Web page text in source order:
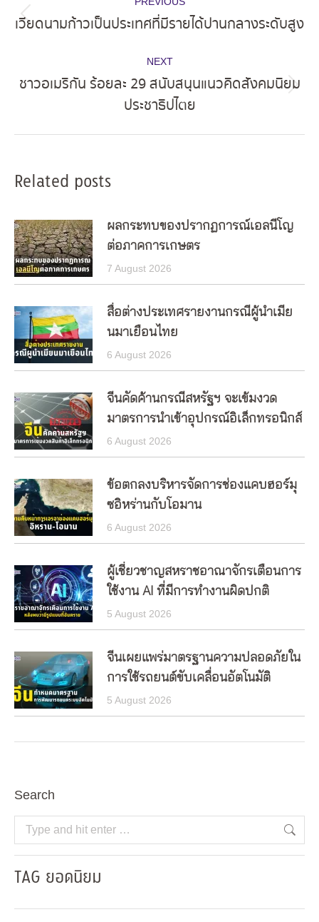
navigation
Previous
เวียดนามก้าวเป็นประเทศที่มีรายได้ปานกลางระดับสูง
NEXT
Next
post:
ชาวอเมริกัน ร้อยละ 29 สนับสนุนแนวคิดสังคมนิยม
ประชาธิปไตย
Related posts
ผลกระทบของปรากฏการณ์เอลนีโญ
ต่อภาคการเกษตร
7 August 2026
สื่อต่างประเทศรายงานกรณีผู้นำเมีย
นมาเยือนไทย
6 August 2026
จีนคัดค้านกรณีสหรัฐฯ จะเข้มงวด
มาตรการนำเข้าอุปกรณ์อิเล็กทรอนิกส์
6 August 2026
ข้อตกลงบริหารจัดการช่องแคบฮอร์มุ
ซอิหร่านกับโอมาน
6 August 2026
ผู้เชี่ยวชาญสหราชอาณาจักรเตือนการ
ใช้งาน AI ที่มีการทำงานผิดปกติ
5 August 2026
จีนเผยแพร่มาตรฐานความปลอดภัยใน
การใช้รถยนต์ขับเคลื่อนอัตโนมัติ
5 August 2026
Search
Search:
TAG ยอดนิยม